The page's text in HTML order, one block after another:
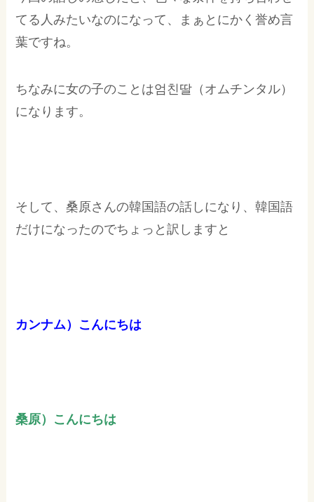
てる人みたいなのになって、まぁとにかく誉め言
葉ですね。
ちなみに女の子のことは엄친딸（オムチンタル）
になります。
そして、桑原さんの韓国語の話しになり、韓国語
だけになったのでちょっと訳しますと
カンナム）こんにちは
桑原）こんにちは